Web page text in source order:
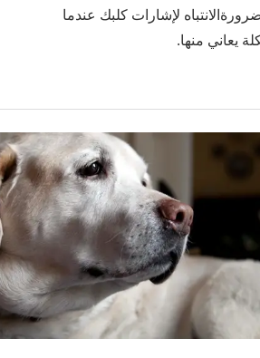
لإشارات كلبك عندما
يعاني منها.